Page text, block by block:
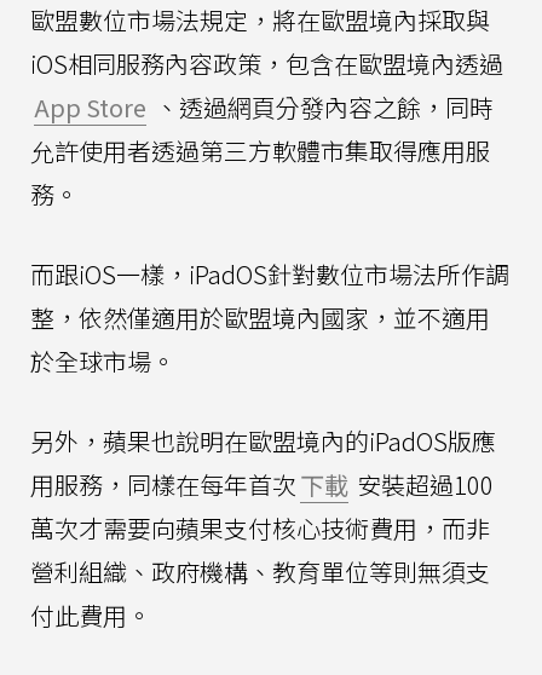
歐盟數位市場法規定，將在歐盟境內採取與
iOS相同服務內容政策，包含在歐盟境內透過
App Store 、透過網頁分發內容之餘，同時
允許使用者透過第三方軟體市集取得應用服
務。
而跟iOS一樣，iPadOS針對數位市場法所作調
整，依然僅適用於歐盟境內國家，並不適用
於全球市場。
另外，蘋果也說明在歐盟境內的iPadOS版應
用服務，同樣在每年首次下載 安裝超過100
萬次才需要向蘋果支付核心技術費用，而非
營利組織、政府機構、教育單位等則無須支
付此費用。